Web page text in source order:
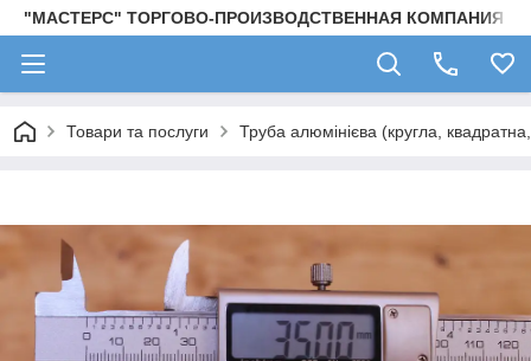
"МАСТЕРС" ТОРГОВО-ПРОИЗВОДСТВЕННАЯ КОМПАНИЯ
Товари та послуги Труба алюмінієва (кругла,